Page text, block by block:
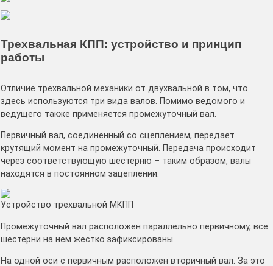
Трехвальная КПП: устройство и принцип
работы
Отличие трехвальной механики от двухвальной в том, что
здесь используются три вида валов. Помимо ведомого и
ведущего также применяется промежуточный вал.
Первичный вал, соединенный со сцеплением, передает
крутящий момент на промежуточный. Передача происходит
через соответствующую шестерню – таким образом, валы
находятся в постоянном зацеплении.
Устройство трехвальной МКПП
Промежуточный вал расположен параллельно первичному, все
шестерни на нем жестко зафиксированы.
На одной оси с первичным расположен вторичный вал. За это